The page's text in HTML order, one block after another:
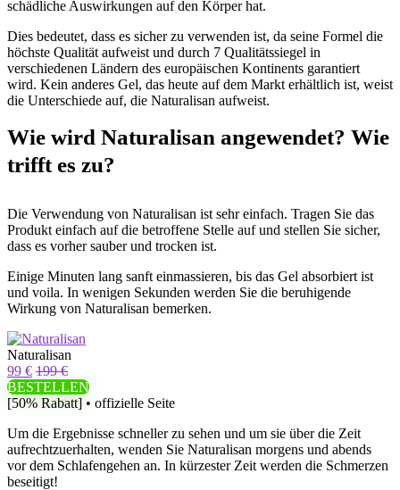
schädliche Auswirkungen auf den Körper hat.
Dies bedeutet, dass es sicher zu verwenden ist, da seine Formel die
höchste Qualität aufweist und durch 7 Qualitätssiegel in
verschiedenen Ländern des europäischen Kontinents garantiert
wird. Kein anderes Gel, das heute auf dem Markt erhältlich ist, weist
die Unterschiede auf, die Naturalisan aufweist.
Wie wird Naturalisan angewendet? Wie
trifft es zu?
Die Verwendung von Naturalisan ist sehr einfach. Tragen Sie das
Produkt einfach auf die betroffene Stelle auf und stellen Sie sicher,
dass es vorher sauber und trocken ist.
Einige Minuten lang sanft einmassieren, bis das Gel absorbiert ist
und voila. In wenigen Sekunden werden Sie die beruhigende
Wirkung von Naturalisan bemerken.
Naturalisan
99 € 199 €
BESTELLEN
[50% Rabatt] • offizielle Seite
Um die Ergebnisse schneller zu sehen und um sie über die Zeit
aufrechtzuerhalten, wenden Sie Naturalisan morgens und abends
vor dem Schlafengehen an. In kürzester Zeit werden die Schmerzen
beseitigt!